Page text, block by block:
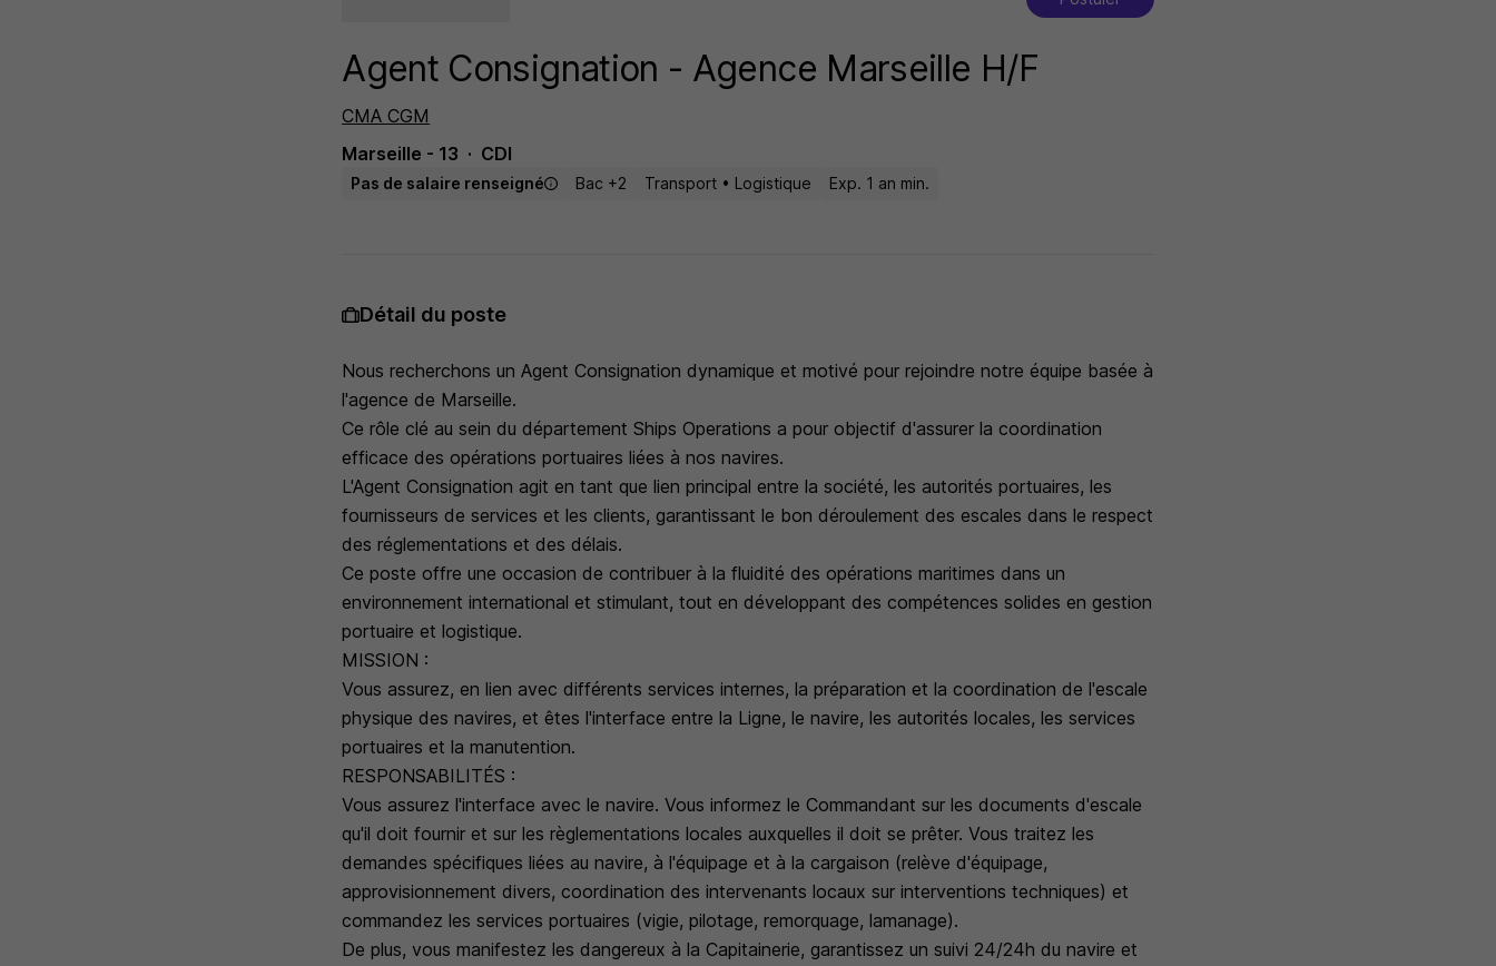
Agent Consignation - Agence Marseille H/F
CMA CGM
Marseille - 13
CDI
Pas de salaire renseigné Bac +2 Transport • Logistique Exp. 1 an min.
Détail du poste
Nous recherchons un Agent Consignation dynamique et motivé pour rejoindre notre équipe basée à
l'agence de Marseille.
Ce rôle clé au sein du département Ships Operations a pour objectif d'assurer la coordination
efficace des opérations portuaires liées à nos navires.
L'Agent Consignation agit en tant que lien principal entre la société, les autorités portuaires, les
fournisseurs de services et les clients, garantissant le bon déroulement des escales dans le respect
des réglementations et des délais.
Ce poste offre une occasion de contribuer à la fluidité des opérations maritimes dans un
environnement international et stimulant, tout en développant des compétences solides en gestion
portuaire et logistique.
MISSION :
Vous assurez, en lien avec différents services internes, la préparation et la coordination de l'escale
physique des navires, et êtes l'interface entre la Ligne, le navire, les autorités locales, les services
portuaires et la manutention.
RESPONSABILITÉS :
Vous assurez l'interface avec le navire. Vous informez le Commandant sur les documents d'escale
qu'il doit fournir et sur les règlementations locales auxquelles il doit se prêter. Vous traitez les
demandes spécifiques liées au navire, à l'équipage et à la cargaison (relève d'équipage,
approvisionnement divers, coordination des intervenants locaux sur interventions techniques) et
commandez les services portuaires (vigie, pilotage, remorquage, lamanage).
De plus, vous manifestez les dangereux à la Capitainerie, garantissez un suivi 24/24h du navire et